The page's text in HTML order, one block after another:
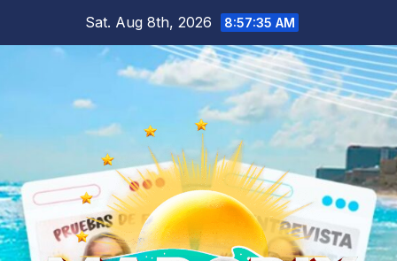
Sat. Aug 8th, 2026 8:57:37 AM